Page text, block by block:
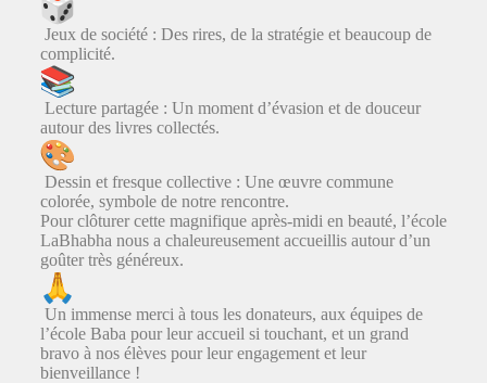
Jeux de société : Des rires, de la stratégie et beaucoup de
complicité.
Lecture partagée : Un moment d’évasion et de douceur
autour des livres collectés.
Dessin et fresque collective : Une œuvre commune
colorée, symbole de notre rencontre.
Pour clôturer cette magnifique après-midi en beauté, l’école
LaBhabha nous a chaleureusement accueillis autour d’un
goûter très généreux.
Un immense merci à tous les donateurs, aux équipes de
l’école Baba pour leur accueil si touchant, et un grand
bravo à nos élèves pour leur engagement et leur
bienveillance !